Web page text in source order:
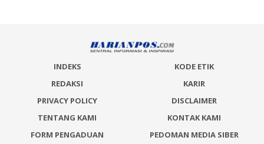
INDEKS
KODE ETIK
REDAKSI
KARIR
PRIVACY POLICY
DISCLAIMER
TENTANG KAMI
KONTAK KAMI
FORM PENGADUAN
PEDOMAN MEDIA SIBER